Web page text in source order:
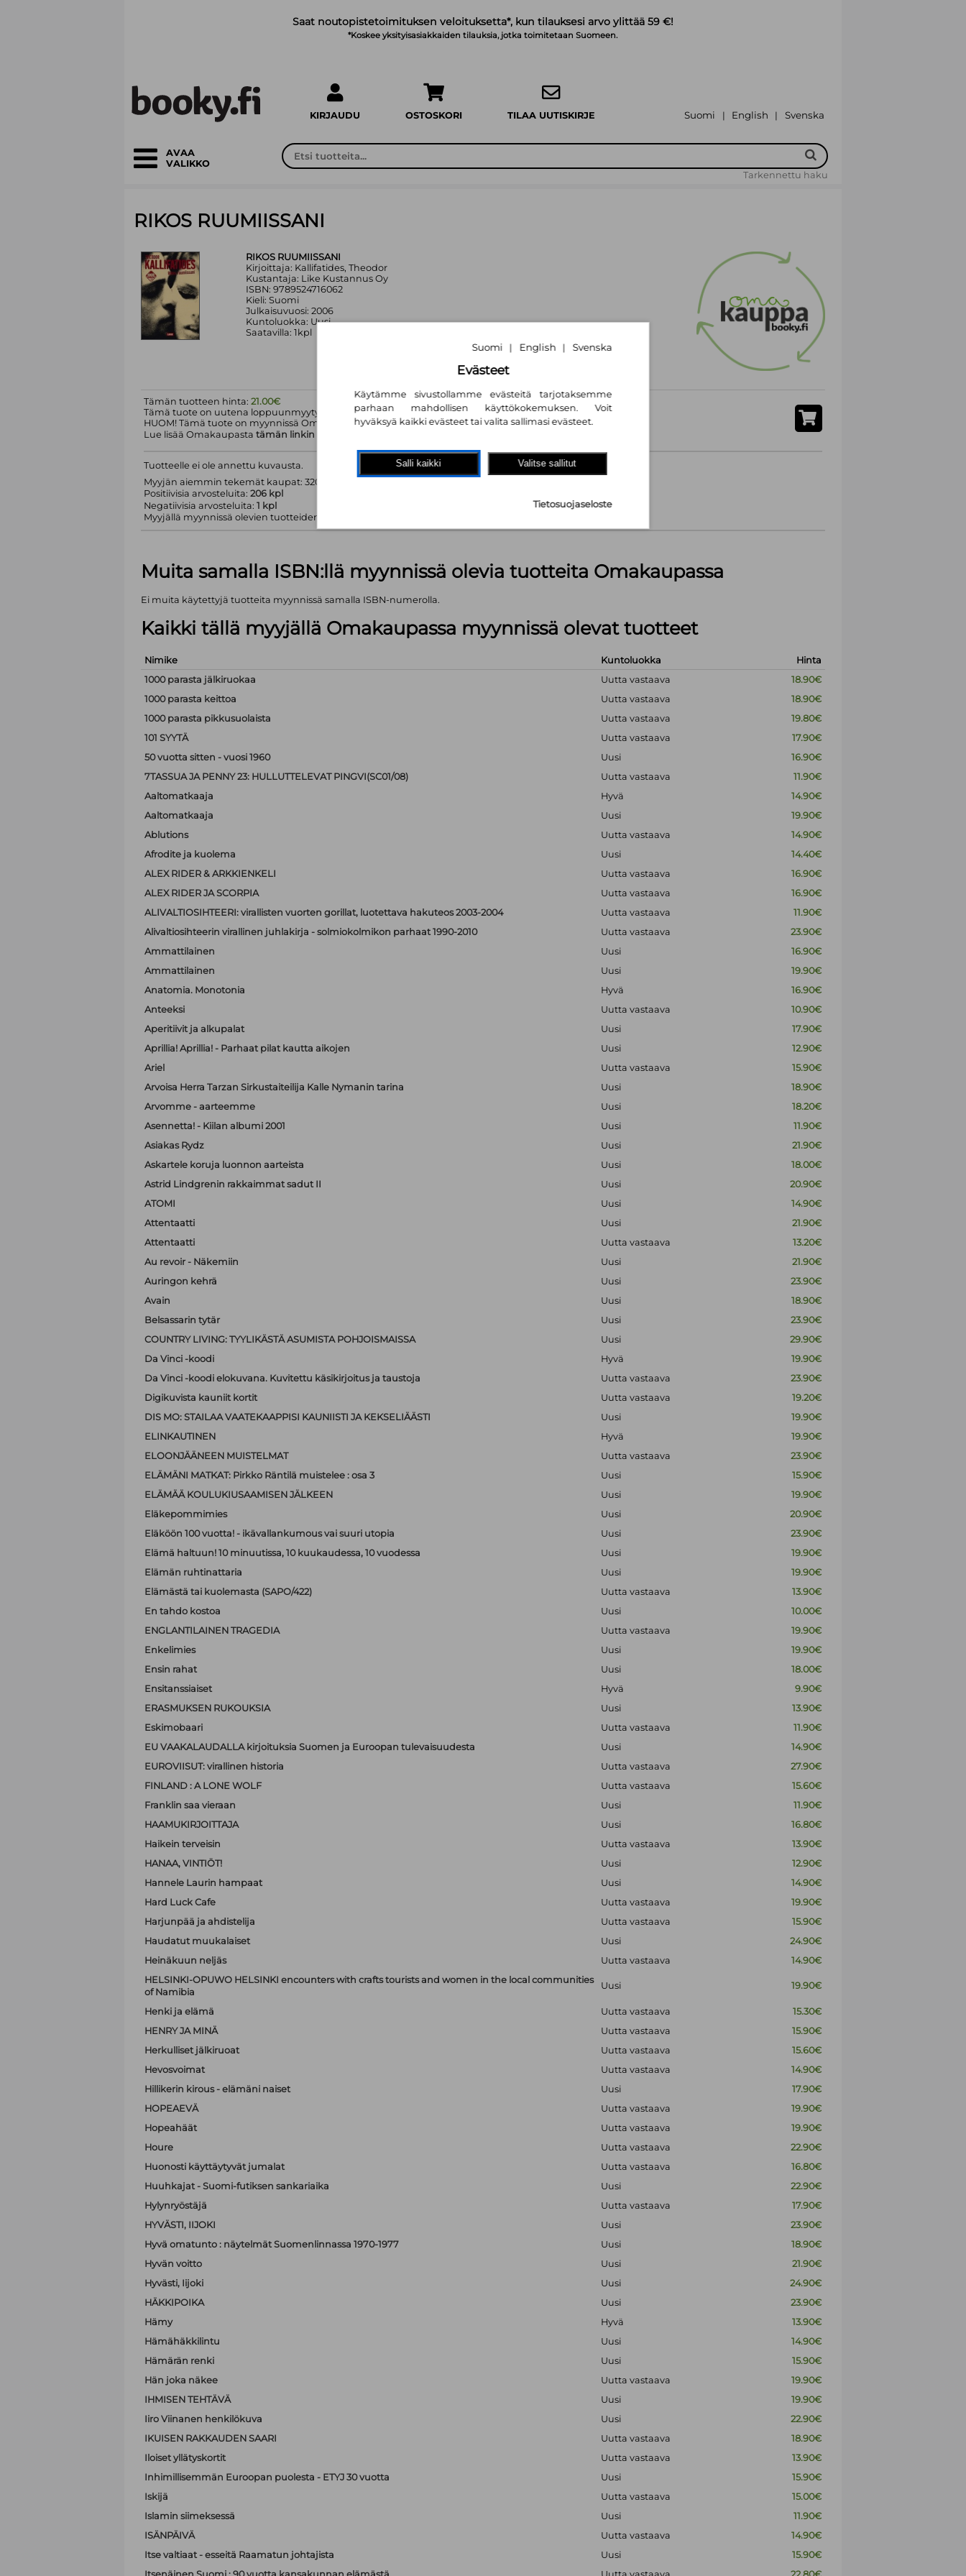
Saat noutopistetoimituksen veloituksetta*, kun tilauksesi arvo ylittää 59 €!
*Koskee yksityisasiakkaiden tilauksia, jotka toimitetaan Suomeen.
KIRJAUDU OSTOSKORI TILAA UUTISKIRJE Suomi | English | Svenska
AVAA
VALIKKO
Tarkennettu haku
RIKOS RUUMIISSANI
RIKOS RUUMIISSANI
Kirjoittaja: Kallifatides, Theodor
Kustantaja: Like Kustannus Oy
ISBN: 9789524716062
Kieli: Suomi
Julkaisuvuosi: 2006
Kuntoluokka: Uusi
Saatavilla: 1kpl
Tämän tuotteen hinta: 21.00€
Tämä tuote on uutena loppuunmyyty.
HUOM! Tämä tuote on myynnissä Omakaupassa
Lue lisää Omakaupasta tämän linkin
Tuotteelle ei ole annettu kuvausta.
Myyjän aiemmin tekemät kaupat: 320 kpl
Positiivisia arvosteluita: 206 kpl
Negatiivisia arvosteluita: 1 kpl
Myyjällä myynnissä olevien tuotteiden määrä (kts. alla): 629 kpl
Muita samalla ISBN:llä myynnissä olevia tuotteita Omakaupassa
Ei muita käytettyjä tuotteita myynnissä samalla ISBN-numerolla.
Kaikki tällä myyjällä Omakaupassa myynnissä olevat tuotteet
Nimike Kuntoluokka
Hinta
1000 parasta jälkiruokaa
Uutta vastaava
18.90€
1000 parasta keittoa
Uutta vastaava
18.90€
1000 parasta pikkusuolaista
Uutta vastaava
19.80€
101 SYYTÄ
Uutta vastaava
17.90€
50 vuotta sitten - vuosi 1960
Uusi
16.90€
7TASSUA JA PENNY 23: HULLUTTELEVAT PINGVI(SC01/08)
Uutta vastaava
11.90€
Aaltomatkaaja
Hyvä
14.90€
Aaltomatkaaja
Uusi
19.90€
Ablutions
Uutta vastaava
14.90€
Afrodite ja kuolema
Uusi
14.40€
ALEX RIDER & ARKKIENKELI
Uutta vastaava
16.90€
ALEX RIDER JA SCORPIA
Uutta vastaava
16.90€
ALIVALTIOSIHTEERI: virallisten vuorten gorillat, luotettava hakuteos 2003-2004
Uutta vastaava
11.90€
Alivaltiosihteerin virallinen juhlakirja - solmiokolmikon parhaat 1990-2010
Uutta vastaava
23.90€
Ammattilainen
Uusi
16.90€
Ammattilainen
Uusi
19.90€
Anatomia. Monotonia
Hyvä
16.90€
Anteeksi
Uutta vastaava
10.90€
Aperitiivit ja alkupalat
Uusi
17.90€
Aprillia! Aprillia! - Parhaat pilat kautta aikojen
Uusi
12.90€
Ariel
Uutta vastaava
15.90€
Arvoisa Herra Tarzan Sirkustaiteilija Kalle Nymanin tarina
Uusi
18.90€
Arvomme - aarteemme
Uusi
18.20€
Asennetta! - Kiilan albumi 2001
Uusi
11.90€
Asiakas Rydz
Uusi
21.90€
Askartele koruja luonnon aarteista
Uusi
18.00€
Astrid Lindgrenin rakkaimmat sadut II
Uusi
20.90€
ATOMI
Uusi
14.90€
Attentaatti
Uusi
21.90€
Attentaatti
Uutta vastaava
13.20€
Au revoir - Näkemiin
Uusi
21.90€
Auringon kehrä
Uusi
23.90€
Avain
Uusi
18.90€
Belsassarin tytär
Uusi
23.90€
COUNTRY LIVING: TYYLIKÄSTÄ ASUMISTA POHJOISMAISSA
Uusi
29.90€
Da Vinci -koodi
Hyvä
19.90€
Da Vinci -koodi elokuvana. Kuvitettu käsikirjoitus ja taustoja
Uutta vastaava
23.90€
Digikuvista kauniit kortit
Uutta vastaava
19.20€
DIS MO: STAILAA VAATEKAAPPISI KAUNIISTI JA KEKSELIÄÄSTI
Uusi
19.90€
ELINKAUTINEN
Hyvä
19.90€
ELOONJÄÄNEEN MUISTELMAT
Uutta vastaava
23.90€
ELÄMÄNI MATKAT: Pirkko Räntilä muistelee : osa 3
Uusi
15.90€
ELÄMÄÄ KOULUKIUSAAMISEN JÄLKEEN
Uusi
19.90€
Eläkepommimies
Uusi
20.90€
Eläköön 100 vuotta! - ikävallankumous vai suuri utopia
Uusi
23.90€
Elämä haltuun! 10 minuutissa, 10 kuukaudessa, 10 vuodessa
Uusi
19.90€
Elämän ruhtinattaria
Uusi
19.90€
Elämästä tai kuolemasta (SAPO/422)
Uutta vastaava
13.90€
En tahdo kostoa
Uusi
10.00€
ENGLANTILAINEN TRAGEDIA
Uutta vastaava
19.90€
Enkelimies
Uusi
19.90€
Ensin rahat
Uusi
18.00€
Ensitanssiaiset
Hyvä
9.90€
ERASMUKSEN RUKOUKSIA
Uusi
13.90€
Eskimobaari
Uutta vastaava
11.90€
EU VAAKALAUDALLA kirjoituksia Suomen ja Euroopan tulevaisuudesta
Uusi
14.90€
EUROVIISUT: virallinen historia
Uutta vastaava
27.90€
FINLAND : A LONE WOLF
Uutta vastaava
15.60€
Franklin saa vieraan
Uusi
11.90€
HAAMUKIRJOITTAJA
Uusi
16.80€
Haikein terveisin
Uutta vastaava
13.90€
HANAA, VINTIÖT!
Uusi
12.90€
Hannele Laurin hampaat
Uusi
14.90€
Hard Luck Cafe
Uutta vastaava
19.90€
Harjunpää ja ahdistelija
Uutta vastaava
15.90€
Haudatut muukalaiset
Uusi
24.90€
Heinäkuun neljäs
Uutta vastaava
14.90€
HELSINKI-OPUWO HELSINKI encounters with crafts tourists and women in the local communities
of Namibia
Uusi 19.90€
Henki ja elämä Uutta vastaava
15.30€
HENRY JA MINÄ
Uutta vastaava
15.90€
Herkulliset jälkiruoat
Uutta vastaava
15.60€
Hevosvoimat
Uutta vastaava
14.90€
Hillikerin kirous - elämäni naiset
Uusi
17.90€
HOPEAEVÄ
Uutta vastaava
19.90€
Hopeahäät
Uutta vastaava
19.90€
Houre
Uutta vastaava
22.90€
Huonosti käyttäytyvät jumalat
Uutta vastaava
16.80€
Huuhkajat - Suomi-futiksen sankariaika
Uusi
22.90€
Hylynryöstäjä
Uutta vastaava
17.90€
HYVÄSTI, IIJOKI
Uusi
23.90€
Hyvä omatunto : näytelmät Suomenlinnassa 1970-1977
Uusi
18.90€
Hyvän voitto
Uusi
21.90€
Hyvästi, Iijoki
Uusi
24.90€
HÄKKIPOIKA
Uusi
23.90€
Hämy
Hyvä
13.90€
Hämähäkkilintu
Uusi
14.90€
Hämärän renki
Uusi
15.90€
Hän joka näkee
Uutta vastaava
19.90€
IHMISEN TEHTÄVÄ
Uusi
19.90€
Iiro Viinanen henkilökuva
Uusi
22.90€
IKUISEN RAKKAUDEN SAARI
Uutta vastaava
18.90€
Iloiset yllätyskortit
Uutta vastaava
13.90€
Inhimillisemmän Euroopan puolesta - ETYJ 30 vuotta
Uusi
15.90€
Iskijä
Uutta vastaava
15.00€
Islamin siimeksessä
Uusi
11.90€
ISÄNPÄIVÄ
Uutta vastaava
14.90€
Itse valtiaat - esseitä Raamatun johtajista
Uusi
15.90€
Suomi | English | Svenska
Evästeet
Käytämme sivustollamme evästeitä tarjotaksemme
parhaan mahdollisen käyttökokemuksen. Voit
hyväksyä kaikki evästeet tai valita sallimasi evästeet.
Salli kaikki Valitse sallitut
Tietosuojaseloste